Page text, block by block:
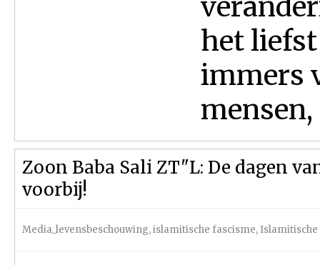
het liefst
immers
mensen,
Zoon Baba Sali ZT"L: De dagen
voorbij!
Media_levensbeschouwing,islamitische fascisme, Islamitische